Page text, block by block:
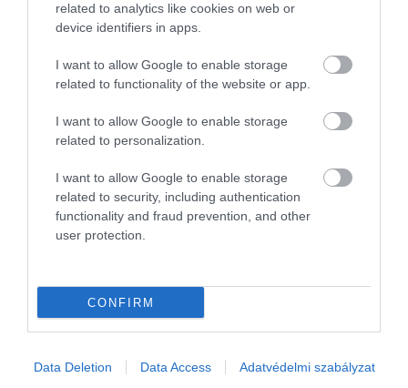
related to analytics like cookies on web or
device identifiers in apps.
I want to allow Google to enable storage
related to functionality of the website or app.
I want to allow Google to enable storage
related to personalization.
I want to allow Google to enable storage
related to security, including authentication
functionality and fraud prevention, and other
user protection.
CONFIRM
Data Deletion Data Access Adatvédelmi szabályzat
Így hajtanak rá az államkincstári megtakarításokra
a csalók
A Magyar Nemzeti Bank több bejelentést kapott arról, hogy a
kibercsalók a jegybank nevével visszaélve immár nem csak az
ügyfelek banki megtakarításait, hanem például a Magyar
Államkincstárban…